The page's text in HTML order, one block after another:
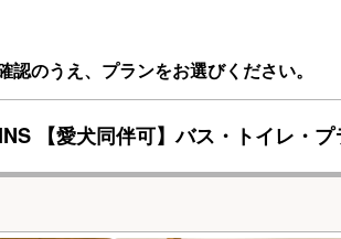
認のうえ、プランをお選びください。
【愛犬同伴可】バス・トイレ・